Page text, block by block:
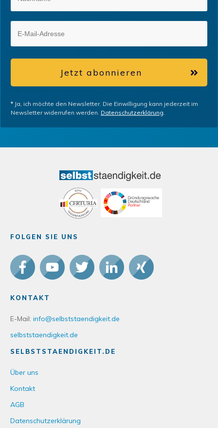
Jetzt abonnieren
* Ja, ich möchte den Newsletter. Die Einwilligung kann jederzeit im
Newsletter widerrufen werden. Datenschutzerklärung.
FOLGEN SIE UNS
KONTAKT
E-Mail: info@selbststaendigkeit.de
selbststaendigkeit.de
SELBSTSTAENDIGKEIT.DE
Über uns
Kontakt
AGB
Datenschutzerklärung